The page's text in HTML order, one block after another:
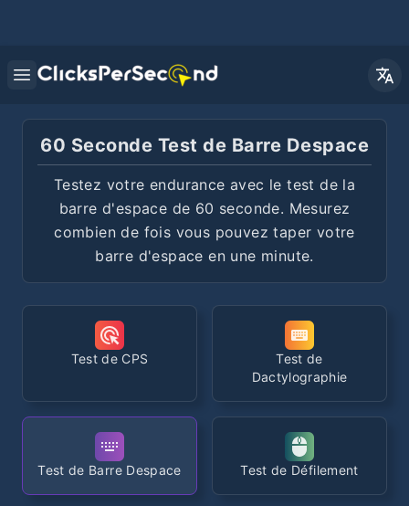
Open main menu
60 Seconde Test de Barre Despace
Testez votre endurance avec le test de la
barre d'espace de 60 seconde. Mesurez
combien de fois vous pouvez taper votre
barre d'espace en une minute.
Test de CPS
Test de
Dactylographie
Test de Barre Despace Test de Défilement